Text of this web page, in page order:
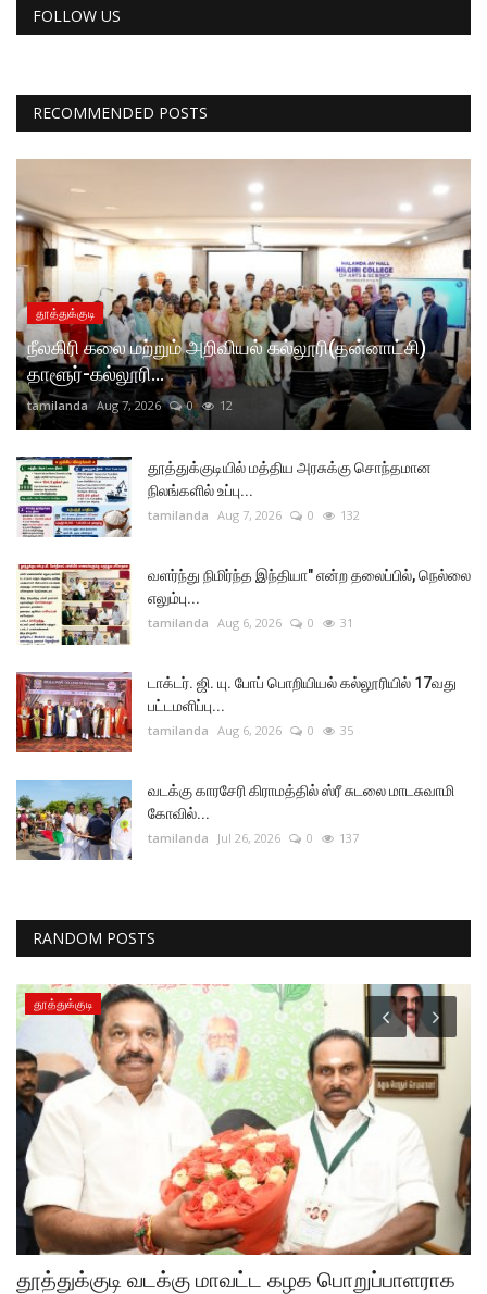
FOLLOW US
RECOMMENDED POSTS
தூத்துக்குடி
நீலகிரி கலை மற்றும் அறிவியல் கல்லூரி(தன்னாட்சி)
தாளூர்-கல்லூரி...
tamilanda Aug 7, 2026 0 12
தூத்துக்குடியில் மத்திய அரசுக்கு சொந்தமான
நிலங்களில் உப்பு...
tamilanda Aug 7, 2026 0 132
வளர்ந்து நிமிர்ந்த இந்தியா" என்ற தலைப்பில், நெல்லை
எலும்பு...
tamilanda Aug 6, 2026 0 31
டாக்டர். ஜி. யு. போப் பொறியியல் கல்லூரியில் 17வது
பட்டமளிப்பு...
tamilanda Aug 6, 2026 0 35
வடக்கு காரசேரி கிராமத்தில் ஸ்ரீ சுடலை மாடசுவாமி
கோவில்...
tamilanda Jul 26, 2026 0 137
RANDOM POSTS
தூத்துக்குடி
தூத்துக்குடி வடக்கு மாவட்ட கழக பொறுப்பாளராக